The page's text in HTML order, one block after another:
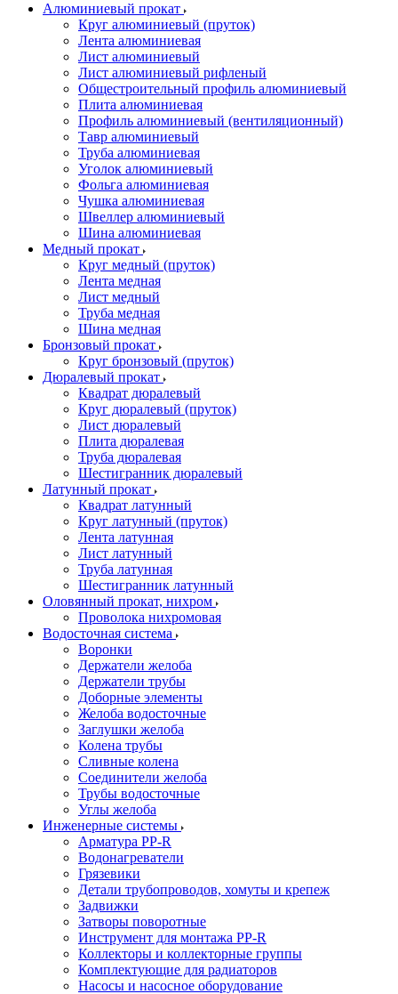
Алюминиевый прокат
Круг алюминиевый (пруток)
Лента алюминиевая
Лист алюминиевый
Лист алюминиевый рифленый
Общестроительный профиль алюминиевый
Плита алюминиевая
Профиль алюминиевый (вентиляционный)
Тавр алюминиевый
Труба алюминиевая
Уголок алюминиевый
Фольга алюминиевая
Чушка алюминиевая
Швеллер алюминиевый
Шина алюминиевая
Медный прокат
Круг медный (пруток)
Лента медная
Лист медный
Труба медная
Шина медная
Бронзовый прокат
Круг бронзовый (пруток)
Дюралевый прокат
Квадрат дюралевый
Круг дюралевый (пруток)
Лист дюралевый
Плита дюралевая
Труба дюралевая
Шестигранник дюралевый
Латунный прокат
Квадрат латунный
Круг латунный (пруток)
Лента латунная
Лист латунный
Труба латунная
Шестигранник латунный
Оловянный прокат, нихром
Проволока нихромовая
Водосточная система
Воронки
Держатели желоба
Держатели трубы
Доборные элементы
Желоба водосточные
Заглушки желоба
Колена трубы
Сливные колена
Соединители желоба
Трубы водосточные
Углы желоба
Инженерные системы
Арматура PP-R
Водонагреватели
Грязевики
Детали трубопроводов, хомуты и крепеж
Задвижки
Затворы поворотные
Инструмент для монтажа PP-R
Коллекторы и коллекторные группы
Комплектующие для радиаторов
Насосы и насосное оборудование